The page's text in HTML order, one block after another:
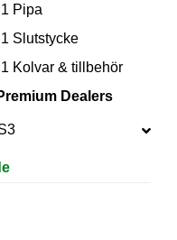
Pipa
Slutstycke
Kolvar & tillbehör
Dealers